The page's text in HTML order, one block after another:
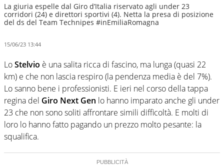
La giuria espelle dal Giro d’Italia riservato agli under 23
corridori (24) e direttori sportivi (4). Netta la presa di posizione
del ds del Team Technipes #inEmiliaRomagna
15/06/23 13:44
LoStelvio è una salita ricca di fascino, ma lunga (quasi 22
km) e che non lascia respiro (la pendenza media è del 7%).
Lo sanno bene i professionisti. E ieri nel corso della tappa
regina del Giro Next Gen lo hanno imparato anche gli under
23 che non sono soliti affrontare simili difficoltà. E molti di
loro lo hanno fatto pagando un prezzo molto pesante: la
squalifica.